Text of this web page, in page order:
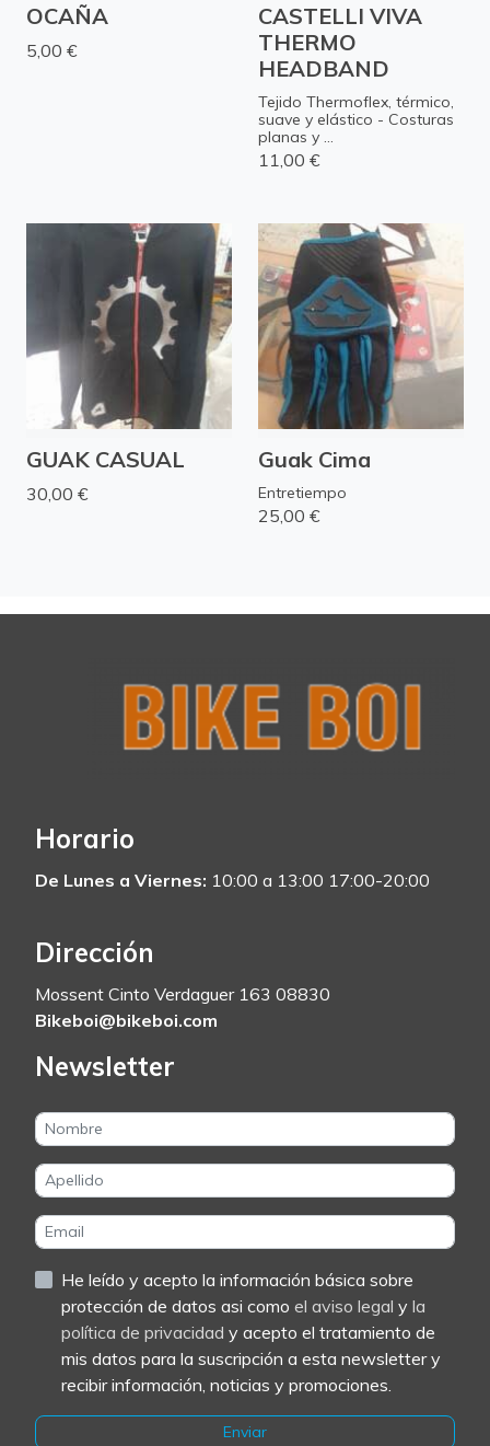
OCAÑA
5,00 €
CASTELLI VIVA
THERMO
HEADBAND
Tejido Thermoflex, térmico,
suave y elástico - Costuras
planas y ...
11,00 €
GUAK CASUAL
30,00 €
Guak Cima
Entretiempo
25,00 €
Horario
De Lunes a Viernes: 10:00 a 13:00 17:00-20:00
Dirección
Mossent Cinto Verdaguer 163 08830
Bikeboi@bikeboi.com
Newsletter
He leído y acepto la información básica sobre
protección de datos asi como el aviso legal y la
política de privacidad y acepto el tratamiento de
mis datos para la suscripción a esta newsletter y
recibir información, noticias y promociones.
Enviar